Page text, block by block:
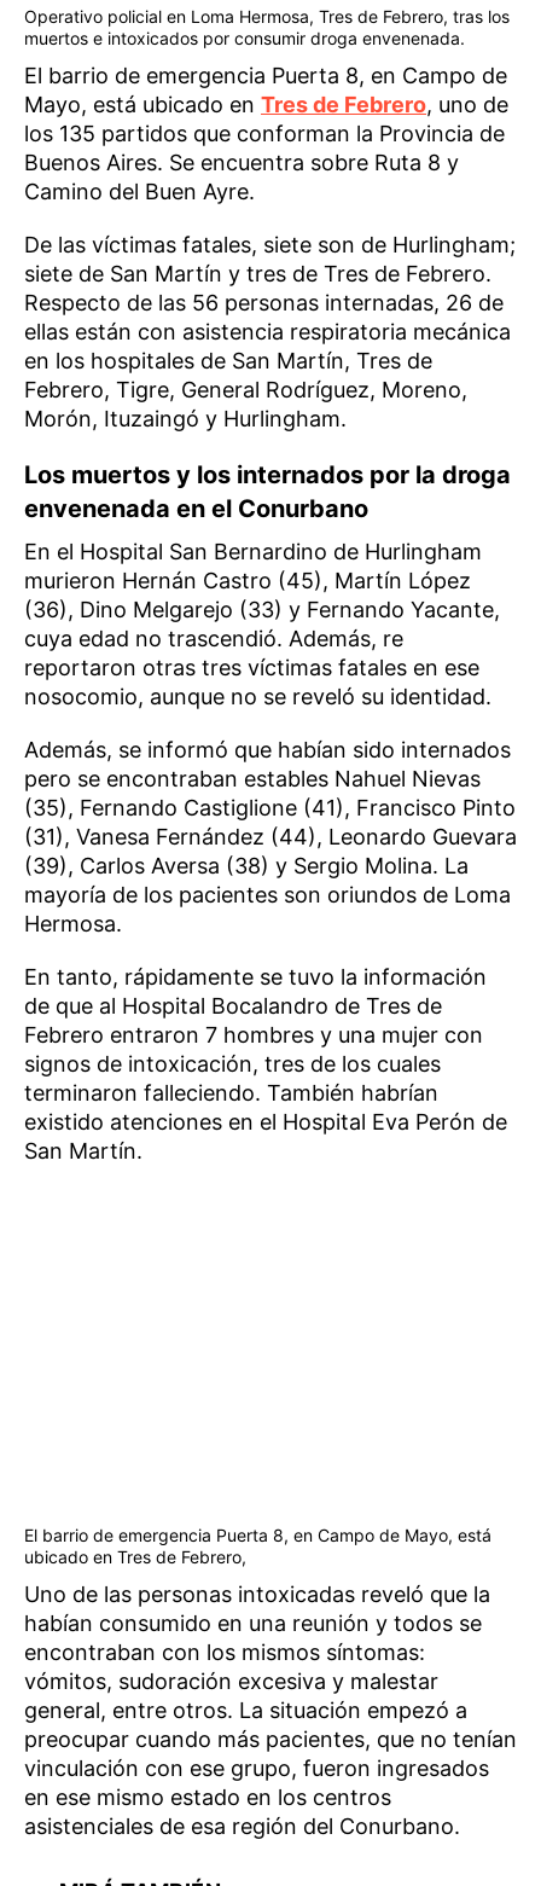
Operativo policial en Loma Hermosa, Tres de Febrero, tras los
muertos e intoxicados por consumir droga envenenada.
El barrio de emergencia Puerta 8, en Campo de
Mayo, está ubicado en Tres de Febrero, uno de
los 135 partidos que conforman la Provincia de
Buenos Aires. Se encuentra sobre Ruta 8 y
Camino del Buen Ayre.
De las víctimas fatales, siete son de Hurlingham;
siete de San Martín y tres de Tres de Febrero.
Respecto de las 56 personas internadas, 26 de
ellas están con asistencia respiratoria mecánica
en los hospitales de San Martín, Tres de
Febrero, Tigre, General Rodríguez, Moreno,
Morón, Ituzaingó y Hurlingham.
Los muertos y los internados por la droga
envenenada en el Conurbano
En el Hospital San Bernardino de Hurlingham
murieron Hernán Castro (45), Martín López
(36), Dino Melgarejo (33) y Fernando Yacante,
cuya edad no trascendió. Además, re
reportaron otras tres víctimas fatales en ese
nosocomio, aunque no se reveló su identidad.
Además, se informó que habían sido internados
pero se encontraban estables Nahuel Nievas
(35), Fernando Castiglione (41), Francisco Pinto
(31), Vanesa Fernández (44), Leonardo Guevara
(39), Carlos Aversa (38) y Sergio Molina. La
mayoría de los pacientes son oriundos de Loma
Hermosa.
En tanto, rápidamente se tuvo la información
de que al Hospital Bocalandro de Tres de
Febrero entraron 7 hombres y una mujer con
signos de intoxicación, tres de los cuales
terminaron falleciendo. También habrían
existido atenciones en el Hospital Eva Perón de
San Martín.
El barrio de emergencia Puerta 8, en Campo de Mayo, está
ubicado en Tres de Febrero,
Uno de las personas intoxicadas reveló que la
habían consumido en una reunión y todos se
encontraban con los mismos síntomas:
vómitos, sudoración excesiva y malestar
general, entre otros. La situación empezó a
preocupar cuando más pacientes, que no tenían
vinculación con ese grupo, fueron ingresados
en ese mismo estado en los centros
asistenciales de esa región del Conurbano.